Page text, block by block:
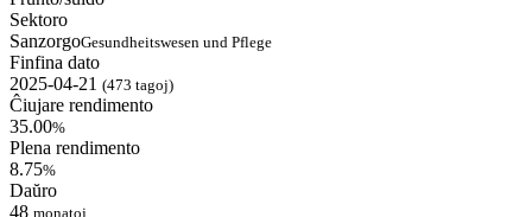
Sektoro
SanzorgoGesundheitswesen und Pflege
Finfina dato
2025-04-21 (473 tagoj)
Ĉiujare rendimento
35.00%
Plena rendimento
8.75%
Daŭro
48 monatoj